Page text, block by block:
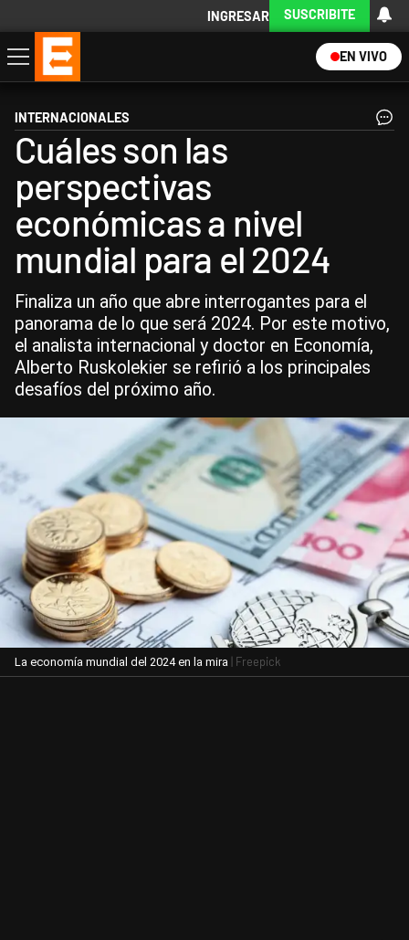
INGRESAR SUSCRIBITE
EN VIVO
Economía
Política
Internacional
Actualidad
Descargá la App
INTERNACIONALES
Cuáles son las
perspectivas
económicas a nivel
mundial para el 2024
Finaliza un año que abre interrogantes para el
panorama de lo que será 2024. Por este motivo,
el analista internacional y doctor en Economía,
Alberto Ruskolekier se refirió a los principales
desafíos del próximo año.
La economía mundial del 2024 en la mira | Freepick